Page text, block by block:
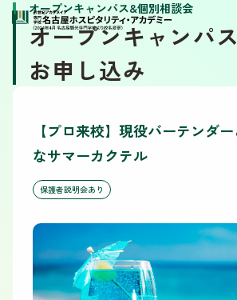
オープンキャンパス&個別相談会
オープンキャンパス
お申し込み
【プロ来校】現役バーテンダ
なサマーカクテル
保護者説明会あり